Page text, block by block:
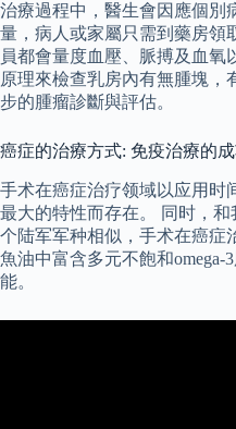
治療過程中，醫生會因應個別
量，病人或家屬只需到藥房領
員都會量度血壓、脈搏及血氧
原理來檢查乳房內有無腫塊，
步的腫瘤診斷與評估。
癌症的治療方式: 免疫治療的
手术在癌症治疗领域以应用时
最大的特性而存在。 同时，
个陆军军种相似，手术在癌症
魚油中富含多元不飽和
能。